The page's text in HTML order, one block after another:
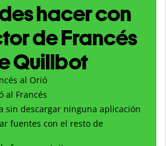
hacer con
de Francés
Quillbot
al Orió
al Francés
sin descargar ninguna aplicación
fuentes con el resto de